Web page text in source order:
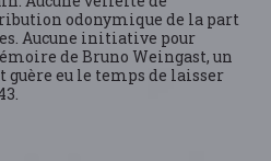
odonymique de la part
Aucune initiative pour
de Bruno Weingast, un
eu le temps de laisser